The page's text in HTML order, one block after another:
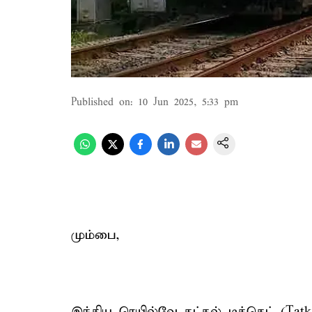
Published on: 10 Jun 2025, 5:33 pm
மும்பை,